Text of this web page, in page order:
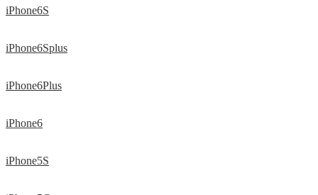
iPhone6S
iPhone6Splus
iPhone6Plus
iPhone6
iPhone5S